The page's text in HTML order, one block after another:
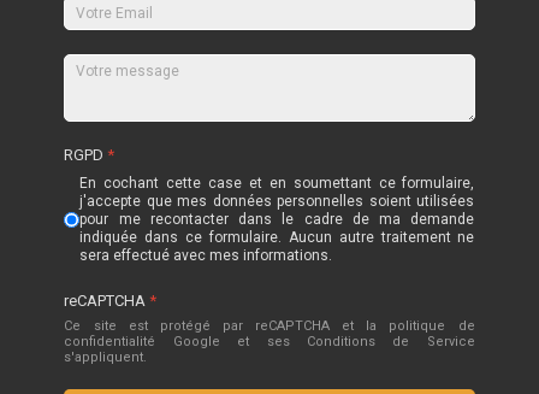
RGPD*
En cochant cette case et en soumettant ce formulaire,
j'accepte que mes données personnelles soient utilisées
pour me recontacter dans le cadre de ma demande
indiquée dans ce formulaire. Aucun autre traitement ne
sera effectué avec mes informations.
reCAPTCHA*
Ce site est protégé par reCAPTCHA et la politique de
confidentialité Google et
ses Conditions de Service
s'appliquent.